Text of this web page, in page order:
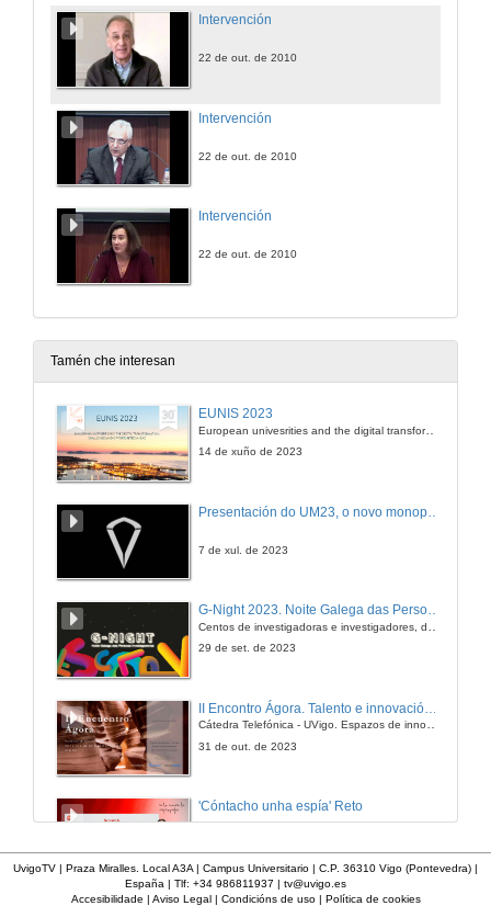
Intervención
22 de out. de 2010
Intervención
22 de out. de 2010
Intervención
22 de out. de 2010
Tamén che interesan
EUNIS 2023
European univesrities and the digital transformation: challenges and opportunities ahead
14 de xuño de 2023
7 de xul. de 2023
G-Night 2023. Noite Galega das Persoas Investigadoras. Conciencias creativas
29 de set. de 2023
Cátedra Telefónica - UVigo. Espazos de innovación
31 de out. de 2023
'Cóntacho unha espía' Reto
UvigoTV | Praza Miralles. Local A3A | Campus Universitario | C.P. 36310 Vigo (Pontevedra) |
España | Tlf: +34 986811937 | tv@uvigo.es
Accesibilidade | Aviso Legal| Condicións de uso| Política de cookies